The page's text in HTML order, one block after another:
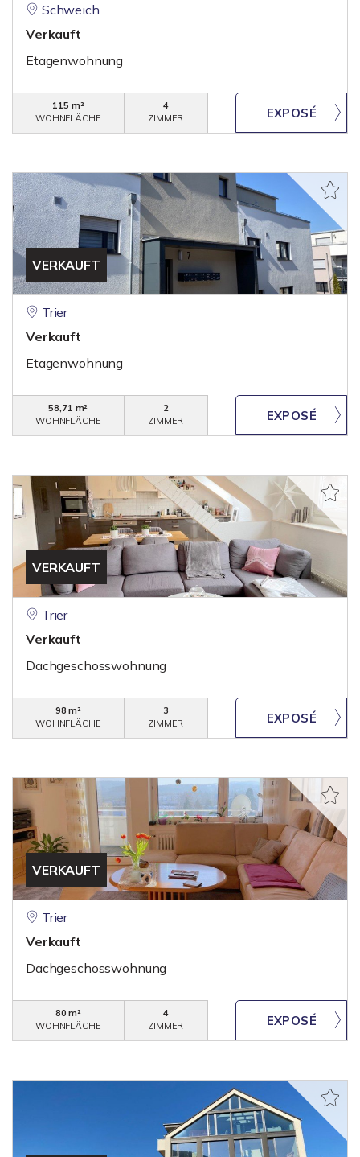
Schweich
Verkauft
Etagenwohnung
115 m²
WOHNFLÄCHE
4
ZIMMER
VERKAUFT
Trier
Verkauft
Etagenwohnung
58,71 m²
WOHNFLÄCHE
2
ZIMMER
VERKAUFT
Trier
Verkauft
Dachgeschosswohnung
98 m²
WOHNFLÄCHE
3
ZIMMER
VERKAUFT
Trier
Verkauft
Dachgeschosswohnung
80 m²
WOHNFLÄCHE
4
ZIMMER